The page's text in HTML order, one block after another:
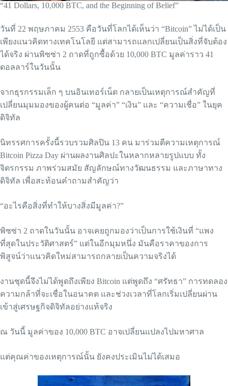
“41 Dollars, 10,000 BTC, and the Beginning of Belief”
วันที่ 22 พฤษภาคม 2553 คือวันที่โลกได้เห็นว่า “Bitcoin” ไม่ได้เป็น
เพียงแนวคิดทางเทคโนโลยี แต่สามารถแลกเปลี่ยนเป็นสิ่งที่จับต้อง
ได้จริง ผ่านพิซซ่า 2 ถาดที่ถูกซื้อด้วย 10,000 BTC มูลค่าราว 41
ดอลลาร์ในวันนั้น
จากธุรกรรมเล็ก ๆ บนอินเทอร์เน็ต กลายเป็นเหตุการณ์สำคัญที่
เปลี่ยนมุมมองของผู้คนต่อ “มูลค่า” “เงิน” และ “ความเชื่อ” ในยุค
ดิจิทัล
นิทรรศการครั้งนี้รวบรวมศิลปิน 13 คน มาร่วมตีความเหตุการณ์
Bitcoin Pizza Day ผ่านผลงานศิลปะในหลากหลายรูปแบบ ทั้ง
จิตรกรรม ภาพร่วมสมัย สัญลักษณ์ทางวัฒนธรรม และภาษาทาง
ดิจิทัล เพื่อสะท้อนคำถามสำคัญว่า
“อะไรคือสิ่งที่ทำให้บางสิ่งมีมูลค่า?”
พิซซ่า 2 ถาดในวันนั้น อาจเคยถูกมองว่าเป็นการใช้เงินที่ “แพง
ที่สุดในประวัติศาสตร์” แต่ในอีกมุมหนึ่ง มันคือราคาของการ
พิสูจน์ว่าแนวคิดใหม่สามารถกลายเป็นความจริงได้
งานชุดนี้จึงไม่ได้พูดถึงเพียง Bitcoin แต่พูดถึง “ศรัทธา” การทดลอง
ความกล้าที่จะเชื่อในอนาคต และช่วงเวลาที่โลกเริ่มเปลี่ยนผ่าน
เข้าสู่เศรษฐกิจดิจิทัลอย่างแท้จริง
ณ วันนี้ มูลค่าของ 10,000 BTC อาจเปลี่ยนแปลงไปมหาศาล
แต่คุณค่าของเหตุการณ์นั้น ยังคงประเมินไม่ได้เสมอ